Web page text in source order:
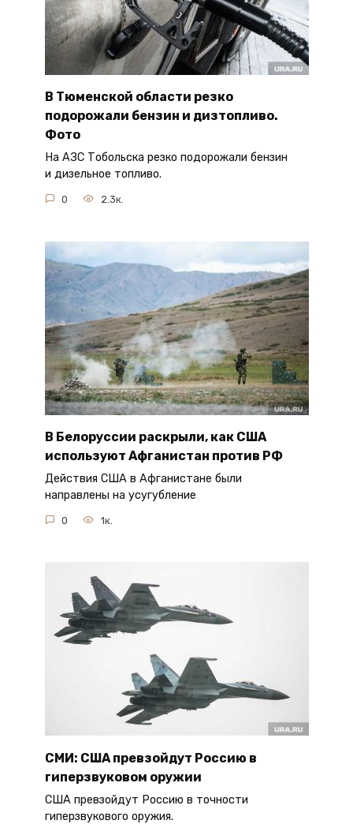
В Тюменской области резко
подорожали бензин и дизтопливо.
Фото
На АЗС Тобольска резко подорожали бензин
и дизельное топливо.
0 2.3к.
В Белоруссии раскрыли, как США
используют Афганистан против РФ
Действия США в Афганистане были
направлены на усугубление
0 1к.
СМИ: США превзойдут Россию в
гиперзвуковом оружии
США превзойдут Россию в точности
гиперзвукового оружия.